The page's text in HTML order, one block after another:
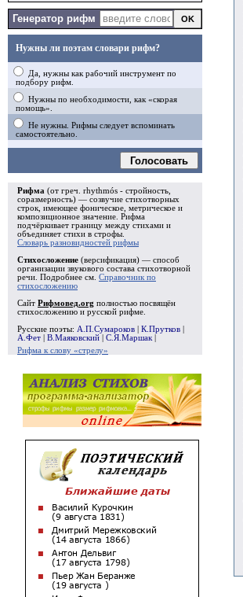
Генератор рифм
Нужны ли поэтам словари рифм?
Да, нужны как рабочий инструмент по
подбору рифм.
Нужны по необходимости, как «скорая
помощь».
Не нужны. Рифмы следует вспоминать
самостоятельно.
Голосовать
Рифма (от греч. rhythmós - стройность,
соразмерность) — созвучие стихотворных
строк, имеющее фоническое, метрическое и
композиционное значение. Рифма
подчёркивает границу между стихами и
объединяет стихи в строфы
Словарь разновидностей рифмы
Стихосложение (версификация) — способ
организации звукового состава стихотворной
речи. Подробнее см. Справочник по
стихосложению
Сайт Рифмовед.org полностью посвящён
стихосложению и русской рифме.
Русские поэты: А.П.Сумароков К.Прутков
А.Фет
В.Маяковский С.Я.Маршак
Рифма к слову «стрелу»